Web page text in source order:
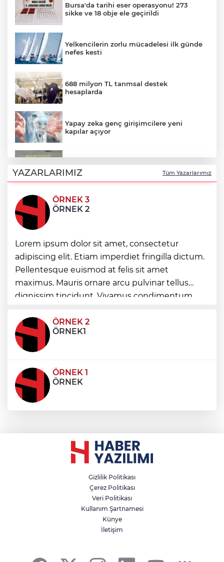
Bursa'da tarihi eser operasyonu! 273
sikke ve 18 obje ele geçirildi
Yelkencilerin zorlu mücadelesi ilk günde
nefes kesti
688 milyon TL tarımsal destek
hesaplarda
Yapay zeka genç girişimcilere yeni
kapılar açıyor
253 kilo esrar ele geçirildi
Keşan Kent Konseyi'nden muhtarlara
nezaket ziyareti
İstanbul Maltepe’de çocuklar kitapların
renkli dünyasında
Edirne Keşan’dan Elazığ'a gönül köprüsü
YAZARLARIMIZ Tüm Yazarlarımız
ÖRNEK 3
ÖRNEK 2
Lorem ipsum dolor sit amet, consectetur
adipiscing elit. Etiam imperdiet fringilla dictum.
Pellentesque euismod at felis sit amet
maximus. Mauris ornare arcu pulvinar tellus
dignissim tincidunt. Vivamus condimentum
condimentum eros et, faucibus sapien. Praese
ÖRNEK 2
ÖRNEK1
ÖRNEK 1
ÖRNEK
Gizlilik Politikası
Çerez Politikası
Veri Politikası
Kullanım Şartnamesi
Künye
İletişim